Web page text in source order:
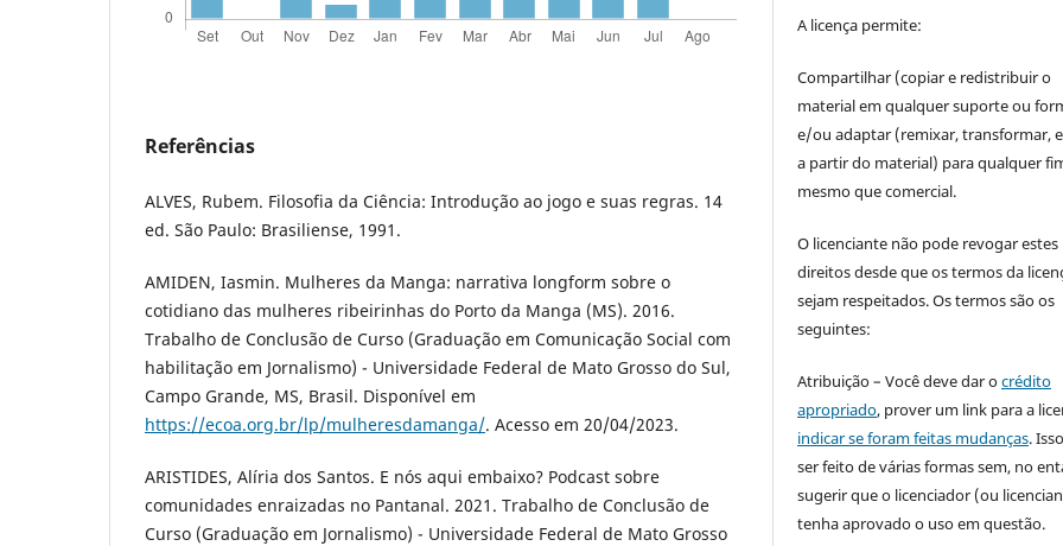
Referências
ALVES, Rubem. Filosofia da Ciência: Introdução ao jogo e suas regras. 14
ed. São Paulo: Brasiliense, 1991.
AMIDEN, Iasmin. Mulheres da Manga: narrativa longform sobre o
cotidiano das mulheres ribeirinhas do Porto da Manga (MS). 2016.
Trabalho de Conclusão de Curso (Graduação em Comunicação Social com
habilitação em Jornalismo) - Universidade Federal de Mato Grosso do Sul,
Campo Grande, MS, Brasil. Disponível em
https://ecoa.org.br/lp/mulheresdamanga/. Acesso em 20/04/2023.
ARISTIDES, Alíria dos Santos. E nós aqui embaixo? Podcast sobre
comunidades enraizadas no Pantanal. 2021. Trabalho de Conclusão de
Curso (Graduação em Jornalismo) - Universidade Federal de Mato Grosso
A licença permite:
Compartilhar (copiar e redistribuir o
material em qualquer suporte ou
e/ou adaptar (remixar, transformar,
a partir do material) para qualquer
mesmo que comercial.
O licenciante não pode revogar estes
direitos desde que os termos da
sejam respeitados. Os termos são os
seguintes:
Atribuição – Você deve dar ocrédito
apropriado, prover um link para a
indicar se foram feitas mudanças.
ser feito de várias formas sem, no
sugerir que o licenciador (ou
tenha aprovado o uso em questão.